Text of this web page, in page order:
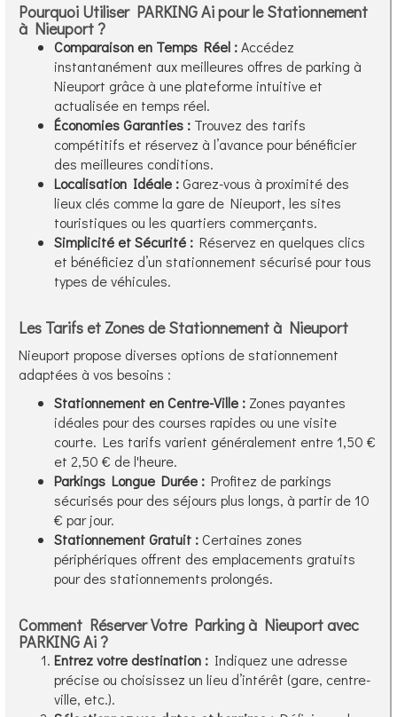
Pourquoi Utiliser PARKING Ai pour le Stationnement
à Nieuport ?
Comparaison en Temps Réel :Accédez
instantanément aux meilleures offres de parking à
Nieuport grâce à une plateforme intuitive et
actualisée en temps réel.
Économies Garanties : Trouvez des tarifs
compétitifs et réservez à l’avance pour bénéficier
des meilleures conditions.
Localisation Idéale :Garez-vous à proximité des
lieux clés comme la gare de Nieuport, les sites
touristiques ou les quartiers commerçants.
Simplicité et Sécurité : Réservez en quelques clics
et bénéficiez d’un stationnement sécurisé pour tous
types de véhicules.
Les Tarifs et Zones de Stationnement à Nieuport
Nieuport propose diverses options de stationnement
adaptées à vos besoins :
Stationnement en Centre-Ville : Zones payantes
idéales pour des courses rapides ou une visite
courte. Les tarifs varient généralement entre 1,50 €
et 2,50 € de l'heure.
Parkings Longue Durée : Profitez de parkings
sécurisés pour des séjours plus longs, à partir de 10
€ par jour.
Stationnement Gratuit :Certaines zones
périphériques offrent des emplacements gratuits
pour des stationnements prolongés.
Comment Réserver Votre Parking à Nieuport avec
PARKING Ai ?
Entrez votre destination : Indiquez une adresse
précise ou choisissez un lieu d’intérêt (gare, centre-
ville, etc.).